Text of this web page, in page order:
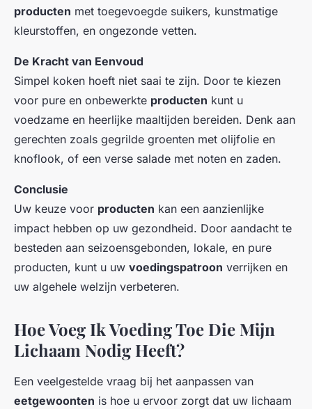
producten met toegevoegde suikers, kunstmatige
kleurstoffen, en ongezonde vetten.
De Kracht van Eenvoud
Simpel koken hoeft niet saai te zijn. Door te kiezen
voor pure en onbewerkte producten kunt u
voedzame en heerlijke maaltijden bereiden. Denk aan
gerechten zoals gegrilde groenten met olijfolie en
knoflook, of een verse salade met noten en zaden.
Conclusie
Uw keuze voor producten kan een aanzienlijke
impact hebben op uw gezondheid. Door aandacht te
besteden aan seizoensgebonden, lokale, en pure
producten, kunt u uw voedingspatroon verrijken en
uw algehele welzijn verbeteren.
Hoe Voeg Ik Voeding Toe Die Mijn
Lichaam Nodig Heeft?
Een veelgestelde vraag bij het aanpassen van
eetgewoonten is hoe u ervoor zorgt dat uw lichaam